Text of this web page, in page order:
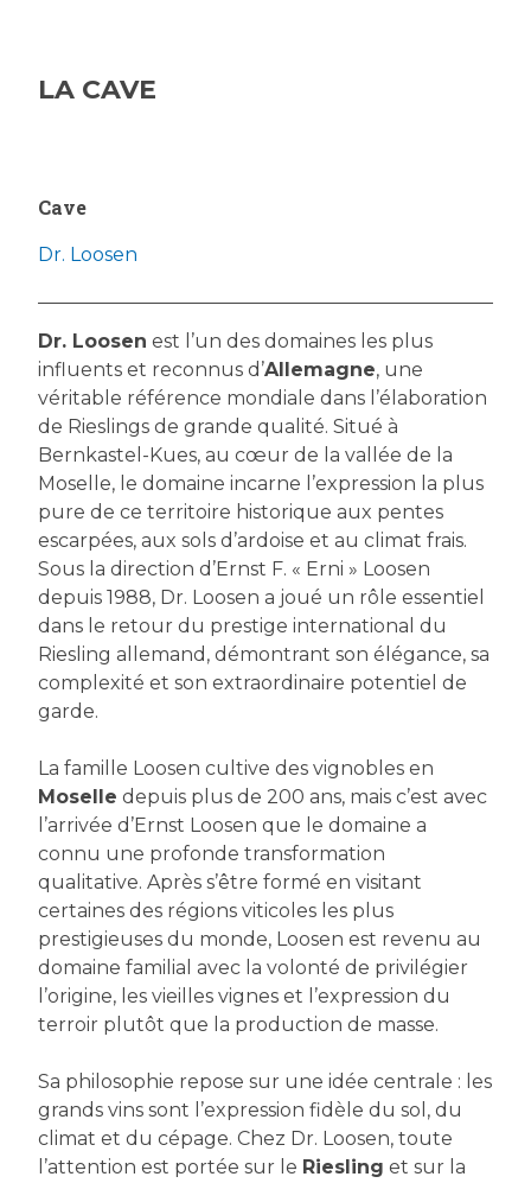
LA CAVE
Cave
Dr. Loosen
Dr. Loosen est l’un des domaines les plus
influents et reconnus d’Allemagne, une
véritable référence mondiale dans l’élaboration
de Rieslings de grande qualité. Situé à
Bernkastel-Kues, au cœur de la vallée de la
Moselle, le domaine incarne l’expression la plus
pure de ce territoire historique aux pentes
escarpées, aux sols d’ardoise et au climat frais.
Sous la direction d’Ernst F. « Erni » Loosen
depuis 1988, Dr. Loosen a joué un rôle essentiel
dans le retour du prestige international du
Riesling allemand, démontrant son élégance, sa
complexité et son extraordinaire potentiel de
garde.
La famille Loosen cultive des vignobles en
Moselle depuis plus de 200 ans, mais c’est avec
l’arrivée d’Ernst Loosen que le domaine a
connu une profonde transformation
qualitative. Après s’être formé en visitant
certaines des régions viticoles les plus
prestigieuses du monde, Loosen est revenu au
domaine familial avec la volonté de privilégier
l’origine, les vieilles vignes et l’expression du
terroir plutôt que la production de masse.
Sa philosophie repose sur une idée centrale : les
grands vins sont l’expression fidèle du sol, du
climat et du cépage. Chez Dr. Loosen, toute
l’attention est portée sur le Riesling et sur la